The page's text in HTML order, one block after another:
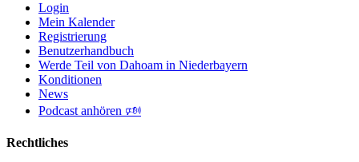
Login
Mein Kalender
Registrierung
Benutzerhandbuch
Werde Teil von Dahoam in Niederbayern
Konditionen
News
Podcast anhören 🕬
Rechtliches